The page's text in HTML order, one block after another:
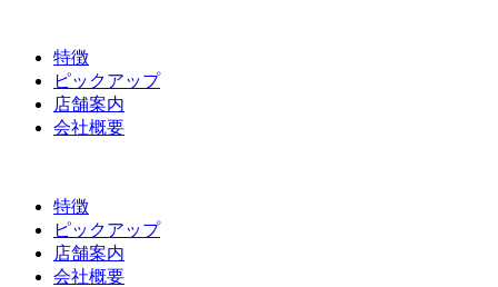
特徴
ピックアップ
店舗案内
会社概要
特徴
ピックアップ
店舗案内
会社概要